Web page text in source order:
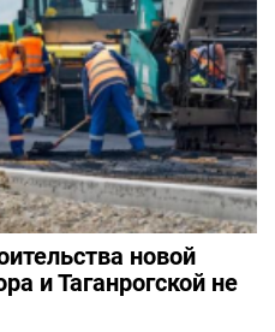
новой
и Таганрогской не